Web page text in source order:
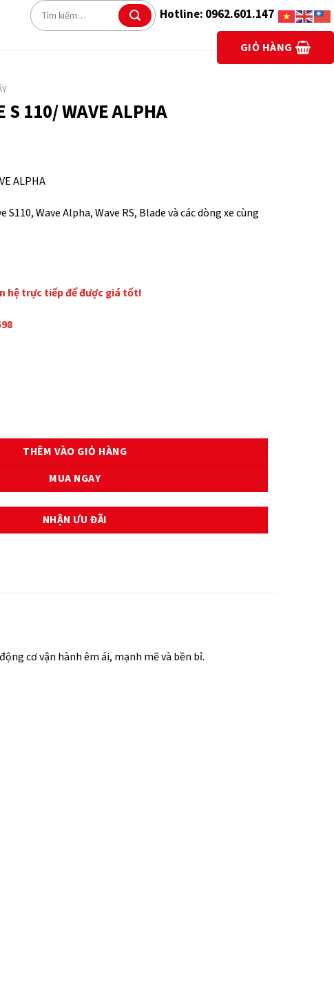
Tìm
kiếm:
Hotline: 0962.601.147
GIỎ HÀNG
S 110/ WAVE ALPHA
ALPHA
Wave Alpha, Wave RS, Blade và các dòng xe cùng
hệ trực tiếp để được giá tốt!
ALPHA số lượng
THÊM VÀO GIỎ HÀNG
MUA NGAY
NHẬN ƯU ĐÃI
cơ vận hành êm ái, mạnh mẽ và bền bỉ.